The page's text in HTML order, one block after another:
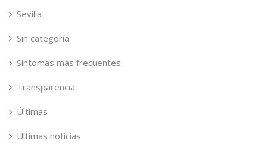
Sevilla
Sin categoría
Síntomas más frecuentes
Transparencia
Últimas
Ultimas noticias